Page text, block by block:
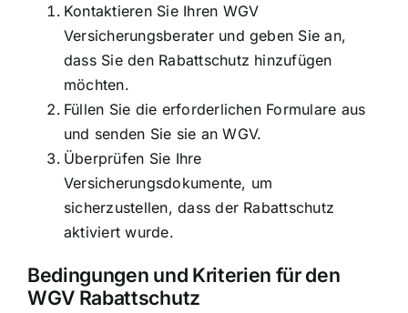
Kontaktieren Sie Ihren WGV
Versicherungsberater und geben Sie an,
dass Sie den Rabattschutz hinzufügen
möchten.
Füllen Sie die erforderlichen Formulare aus
und senden Sie sie an WGV.
Überprüfen Sie Ihre
Versicherungsdokumente, um
sicherzustellen, dass der Rabattschutz
aktiviert wurde.
Bedingungen und Kriterien für den
WGV Rabattschutz